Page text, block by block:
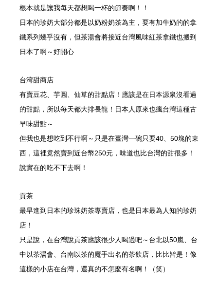
根本就是讓我每天都想喝一杯的節奏啊！！
日本的珍奶大部分都是以奶粉奶茶為主，要有加牛奶的的拿
鐵系列幾乎沒有，但茶湯會將接近台灣風味紅茶拿鐵也搬到
日本了啊～好開心
台湾甜商店
有賣豆花、芋圓、仙草的甜點店！應該是在日本源泉沒看過
的甜點，所以每天都大排長龍！日本人原來也瘋台灣這種古
早味甜點～
但我也是想吃到不行啊～只是在臺灣一碗只要40、50塊的東
西，這裡竟然賣到近台幣250元，味道也比台灣的甜很多！
說實在的吃不下去啊！
貢茶
最早進到日本的珍珠奶茶專賣店，也是日本最為人知的珍奶
店！
只是說，在台灣說貢茶應該很少人喝過吧～台北以50嵐、台
中以茶湯會、台南以茶的魔手出名的茶飲店，比比皆是！像
這樣的小店在台灣，還真的不怎麼有名啊！（笑）